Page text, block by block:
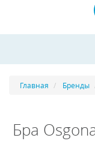
Главная Бренды
Бра